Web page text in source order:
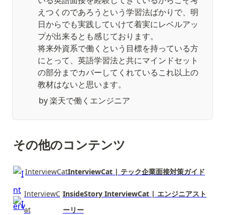
えつくのであろうという学習法ばかりで、明
日からでも実践していけて着実にレベルアッ
プが出来るとも感じております。
将来外資系で働くという目標を持っている方
にとって、英語学習法と共にマインドセット
の部分までカバーしてくれているこれ以上の
教材はないと思います。
by 楽天で働くエンジニア
その他のコンテンツ
InterviewCatInterviewCat | テック企業面接対策ガイド
InterviewC
at
InsideStory InterviewCat | エンジニアスト
ーリー